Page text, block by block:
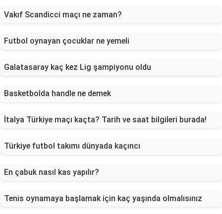
Vakıf Scandicci maçı ne zaman?
Futbol oynayan çocuklar ne yemeli
Galatasaray kaç kez Lig şampiyonu oldu
Basketbolda handle ne demek
İtalya Türkiye maçı kaçta? Tarih ve saat bilgileri burada!
Türkiye futbol takımı dünyada kaçıncı
En çabuk nasıl kas yapılır?
Tenis oynamaya başlamak için kaç yaşında olmalısınız